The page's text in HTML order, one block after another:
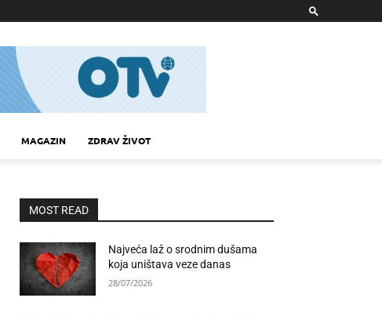
MAGAZIN ZDRAV ŽIVOT
MOST READ
Najveća laž o srodnim dušama
koja uništava veze danas
28/07/2026